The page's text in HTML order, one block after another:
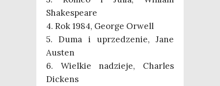
Shakespeare
4. Rok 1984, Geo­r­ge Orwell
5. Duma i uprze­dze­nie, Jane
Austen
6. Wiel­kie nadzie­je, Char­les
Dickens